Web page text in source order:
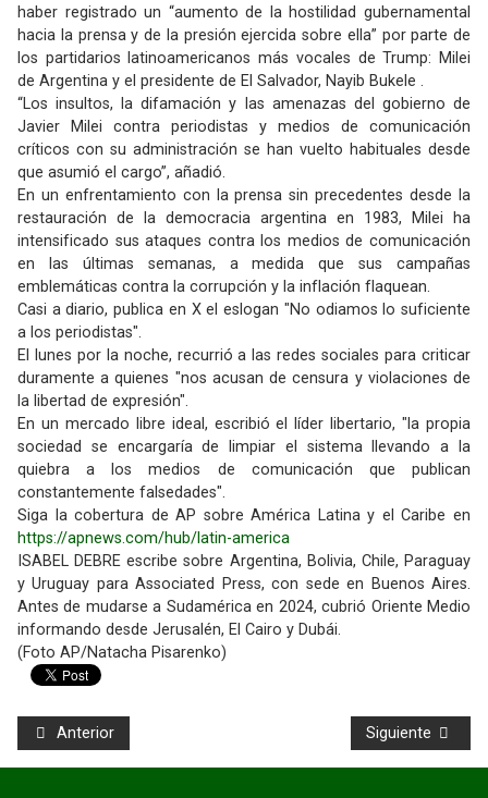
haber registrado un “aumento de la hostilidad gubernamental
hacia la prensa y de la presión ejercida sobre ella” por parte de
los partidarios latinoamericanos más vocales de Trump: Milei
de Argentina y el presidente de El Salvador, Nayib Bukele .
“Los insultos, la difamación y las amenazas del gobierno de
Javier Milei contra periodistas y medios de comunicación
críticos con su administración se han vuelto habituales desde
que asumió el cargo”, añadió.
En un enfrentamiento con la prensa sin precedentes desde la
restauración de la democracia argentina en 1983, Milei ha
intensificado sus ataques contra los medios de comunicación
en las últimas semanas, a medida que sus campañas
emblemáticas contra la corrupción y la inflación flaquean.
Casi a diario, publica en X el eslogan "No odiamos lo suficiente
a los periodistas".
El lunes por la noche, recurrió a las redes sociales para criticar
duramente a quienes "nos acusan de censura y violaciones de
la libertad de expresión".
En un mercado libre ideal, escribió el líder libertario, "la propia
sociedad se encargaría de limpiar el sistema llevando a la
quiebra a los medios de comunicación que publican
constantemente falsedades".
Siga la cobertura de AP sobre América Latina y el Caribe en
https://apnews.com/hub/latin-america
ISABEL DEBRE escribe sobre Argentina, Bolivia, Chile, Paraguay
y Uruguay para Associated Press, con sede en Buenos Aires.
Antes de mudarse a Sudamérica en 2024, cubrió Oriente Medio
informando desde Jerusalén, El Cairo y Dubái.
(Foto AP/Natacha Pisarenko)
Anterior Siguiente